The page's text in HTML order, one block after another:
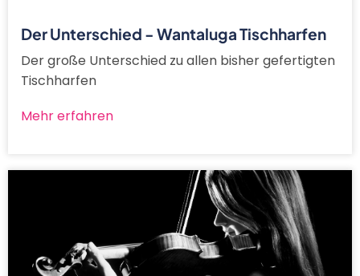
Der Unterschied - Wantaluga Tischharfen
Der große Unterschied zu allen bisher gefertigten
Tischharfen
Mehr erfahren